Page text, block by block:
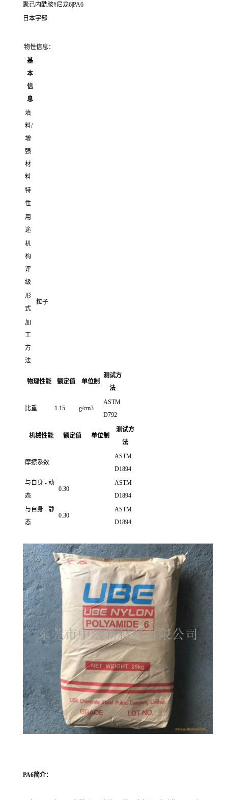
聚已内酰胺#尼龙6|PA6
日本宇部
物性信息：
基
本
信
息
填
料/
增
强
材
料
特
性
用
途
机
构
评
级
形
式
粒子
加
工
方
法
物理性能 额定值 单位制
测试方
法
比重 1.15 g/cm3
ASTM
D792
机械性能 额定值 单位制
测试方
法
摩擦系数
ASTM
D1894
与自身 - 动
态
0.30
ASTM
D1894
与自身 - 静
态
0.30
ASTM
D1894
PA6简介：